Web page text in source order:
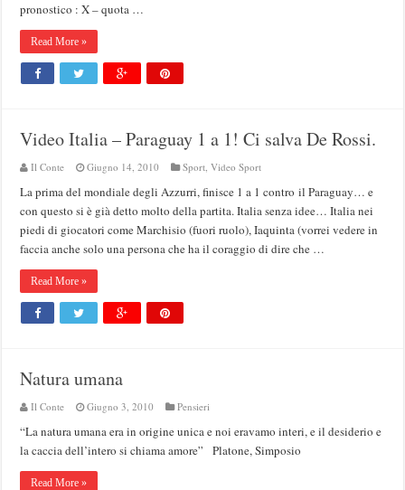
pronostico : X – quota …
Read More »
Video Italia – Paraguay 1 a 1! Ci salva De Rossi.
Il Conte Giugno 14, 2010 Sport,Video Sport
La prima del mondiale degli Azzurri, finisce 1 a 1 contro il Paraguay… e
con questo si è già detto molto della partita. Italia senza idee… Italia nei
piedi di giocatori come Marchisio (fuori ruolo), Iaquinta (vorrei vedere in
faccia anche solo una persona che ha il coraggio di dire che …
Read More »
Natura umana
Il Conte Giugno 3, 2010 Pensieri
“La natura umana era in origine unica e noi eravamo interi, e il desiderio e
la caccia dell’intero si chiama amore” Platone, Simposio
Read More »